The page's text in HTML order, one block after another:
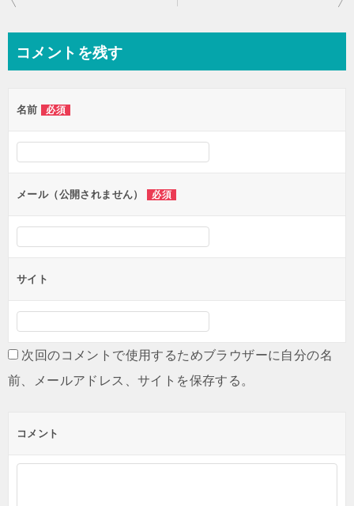
ビ
ー
シ
ン
コメントを残す
名前 必須
メール（公開されません） 必須
サイト
次回のコメントで使用するためブラウザーに自分の名
前、メールアドレス、サイトを保存する。
コメント